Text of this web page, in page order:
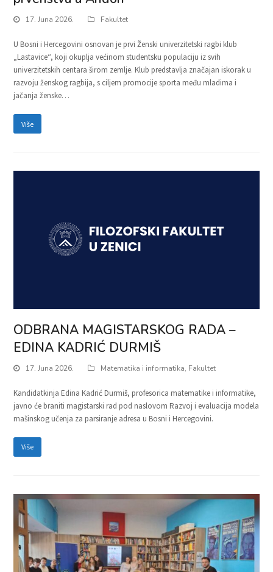
17. Juna 2026. Fakultet
U Bosni i Hercegovini osnovan je prvi Ženski univerzitetski ragbi klub
„Lastavice“, koji okuplja većinom studentsku populaciju iz svih
univerzitetskih centara širom zemlje. Klub predstavlja značajan iskorak u
razvoju ženskog ragbija, s ciljem promocije sporta među mladima i
jačanja ženske…
Više
ODBRANA MAGISTARSKOG RADA –
EDINA KADRIĆ DURMIŠ
17. Juna 2026. Matematika i informatika, Fakultet
Kandidatkinja Edina Kadrić Durmiš, profesorica matematike i informatike,
javno će braniti magistarski rad pod naslovom Razvoj i evaluacija modela
mašinskog učenja za parsiranje adresa u Bosni i Hercegovini.
Više